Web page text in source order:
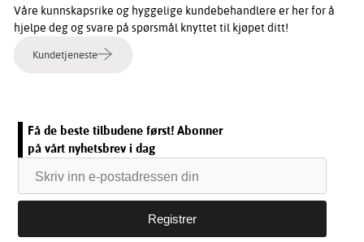
Våre kunnskapsrike og hyggelige kundebehandlere er her for å
hjelpe deg og svare på spørsmål knyttet til kjøpet ditt!
Kundetjeneste
Få de beste tilbudene først! Abonner
på vårt nyhetsbrev i dag